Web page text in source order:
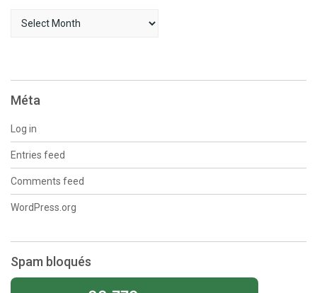
Méta
Log in
Entries feed
Comments feed
WordPress.org
Spam bloqués